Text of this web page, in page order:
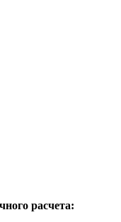
расчета: